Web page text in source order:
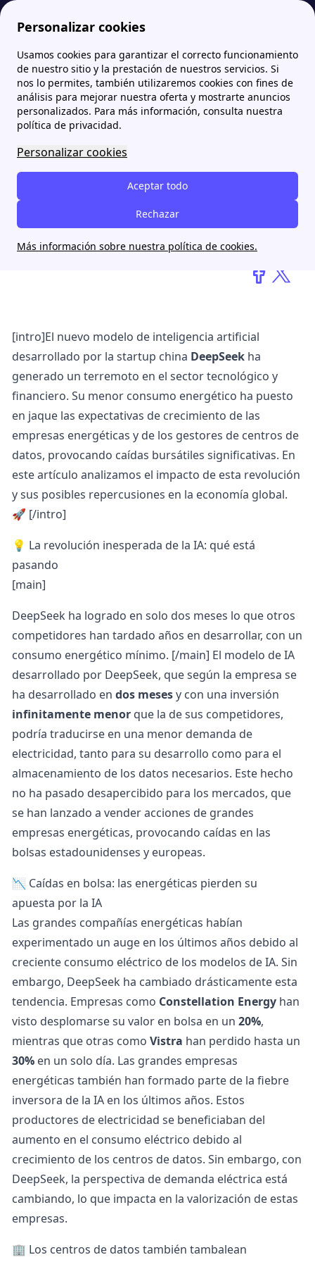
Personalizar cookies
Usamos cookies para garantizar el correcto funcionamiento
de nuestro sitio y la prestación de nuestros servicios. Si
nos lo permites, también utilizaremos cookies con fines de
análisis para mejorar nuestra oferta y mostrarte anuncios
personalizados. Para más información, consulta nuestra
política de privacidad.
Personalizar cookies
Aceptar todo
Rechazar
Más información sobre nuestra política de cookies.
Papernest.es blog Una nueva IA podría cambiar la economía global: ¿estamos preparados?
Una nueva IA podría
cambiar la economía
global: ¿estamos
preparados?
Daniel Pérez Ibarra
4 février 2025
[intro]El nuevo modelo de inteligencia artificial
desarrollado por la startup china DeepSeek ha
generado un terremoto en el sector tecnológico y
financiero. Su menor consumo energético ha puesto
en jaque las expectativas de crecimiento de las
empresas energéticas y de los gestores de centros de
datos, provocando caídas bursátiles significativas. En
este artículo analizamos el impacto de esta revolución
y sus posibles repercusiones en la economía global.
🚀 [/intro]
💡 La revolución inesperada de la IA: qué está
pasando
[main]
DeepSeek ha logrado en solo dos meses lo que otros
competidores han tardado años en desarrollar, con un
consumo energético mínimo. [/main] El modelo de IA
desarrollado por DeepSeek, que según la empresa se
ha desarrollado en dos mesesy con una inversión
infinitamente menor que la de sus competidores,
podría traducirse en una menor demanda de
electricidad, tanto para su desarrollo como para el
almacenamiento de los datos necesarios. Este hecho
no ha pasado desapercibido para los mercados, que
se han lanzado a vender acciones de grandes
empresas energéticas, provocando caídas en las
bolsas estadounidenses y europeas.
📉 Caídas en bolsa: las energéticas pierden su
apuesta por la IA
Las grandes compañías energéticas habían
experimentado un auge en los últimos años debido al
creciente consumo eléctrico de los modelos de IA. Sin
embargo, DeepSeek ha cambiado drásticamente esta
tendencia. Empresas como Constellation Energy han
visto desplomarse su valor en bolsa en un 20%,
mientras que otras como Vistra han perdido hasta un
30% en un solo día. Las grandes empresas
energéticas también han formado parte de la fiebre
inversora de la IA en los últimos años. Estos
productores de electricidad se beneficiaban del
aumento en el consumo eléctrico debido al
crecimiento de los centros de datos. Sin embargo, con
DeepSeek, la perspectiva de demanda eléctrica está
cambiando, lo que impacta en la valorización de estas
empresas.
🏢 Los centros de datos también tambalean